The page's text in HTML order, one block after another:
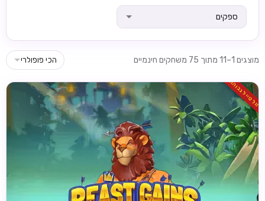
ספקים
מוצגים 1–11 מתוך 75 משחקים חינמיים הכי פופולרי
וולטייל גבוהה